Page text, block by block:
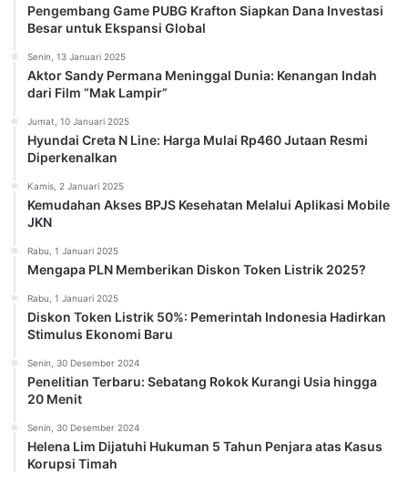
Pengembang Game PUBG Krafton Siapkan Dana Investasi
Besar untuk Ekspansi Global
Senin, 13 Januari 2025
Aktor Sandy Permana Meninggal Dunia: Kenangan Indah
dari Film “Mak Lampir”
Jumat, 10 Januari 2025
Hyundai Creta N Line: Harga Mulai Rp460 Jutaan Resmi
Diperkenalkan
Kamis, 2 Januari 2025
Kemudahan Akses BPJS Kesehatan Melalui Aplikasi Mobile
JKN
Rabu, 1 Januari 2025
Mengapa PLN Memberikan Diskon Token Listrik 2025?
Rabu, 1 Januari 2025
Diskon Token Listrik 50%: Pemerintah Indonesia Hadirkan
Stimulus Ekonomi Baru
Senin, 30 Desember 2024
Penelitian Terbaru: Sebatang Rokok Kurangi Usia hingga
20 Menit
Senin, 30 Desember 2024
Helena Lim Dijatuhi Hukuman 5 Tahun Penjara atas Kasus
Korupsi Timah